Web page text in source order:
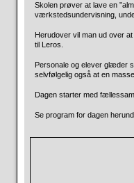
Skolen prøver at lave en
værkstedsundervisning,
Herudover vil man ud over
til Leros.
Personale og elever glæder
selvfølgelig også at en
Dagen starter med
Se program for dagen